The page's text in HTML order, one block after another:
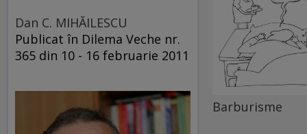
Dan C. MIHĂILESCU
Publicat în Dilema Veche nr.
365 din 10 - 16 februarie 2011
Barburisme